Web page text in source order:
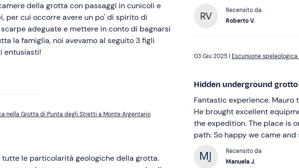
della grotta con passaggi in cunicoli e
per cui occorre avere un po' di spirito di
adeguate e mettere in conto di bagnarsi
la famiglia, noi avevamo al seguito 3 figli
entusiasti!
nella Grotta di Punta degli Stretti a Monte Argentario
le particolarità geologiche della grotta.
RV
Recensito da
Roberto V.
Escursione
Hidden underground
Fantastic experience. Mauro
He brought excellent
the expedition. The place is
path. So happy we came
Recensito da
Manuela J.